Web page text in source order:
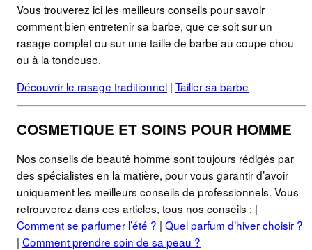
Vous trouverez ici les meilleurs conseils pour savoir
comment bien entretenir sa barbe, que ce soit sur un
rasage complet ou sur une taille de barbe au coupe chou
ou à la tondeuse.
Découvrir le rasage traditionnel | Tailler sa barbe
COSMETIQUE ET SOINS POUR HOMME
Nos conseils de beauté homme sont toujours rédigés par
des spécialistes en la matière, pour vous garantir d’avoir
uniquement les meilleurs conseils de professionnels. Vous
retrouverez dans ces articles, tous nos conseils : |
Comment se parfumer l’été ? | Quel parfum d’hiver choisir ?
| Comment prendre soin de sa peau ?